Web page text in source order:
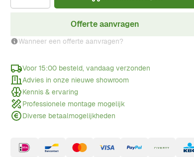
Offerte aanvragen
Wanneer een offerte aanvragen?
Voor 15:00 besteld, vandaag verzonden
Advies in onze nieuwe showroom
Kennis & ervaring
Professionele montage mogelijk
Diverse betaalmogelijkheden